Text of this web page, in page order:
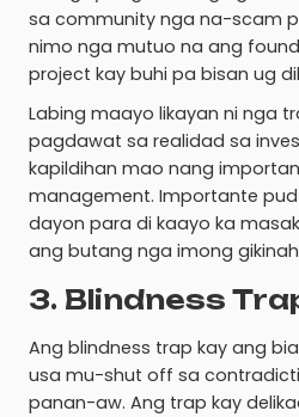
sa community nga na-scam
nimo nga mutuo na ang
project kay buhi pa bisan ug
Labing maayo likayan ni nga
pagdawat sa realidad sa
kapildihan mao nang
management. Importante
dayon para di kaayo ka
ang butang nga imong
3. Blindness
Ang blindness trap kay ang
usa mu-shut off sa
panan-aw. Ang trap kay